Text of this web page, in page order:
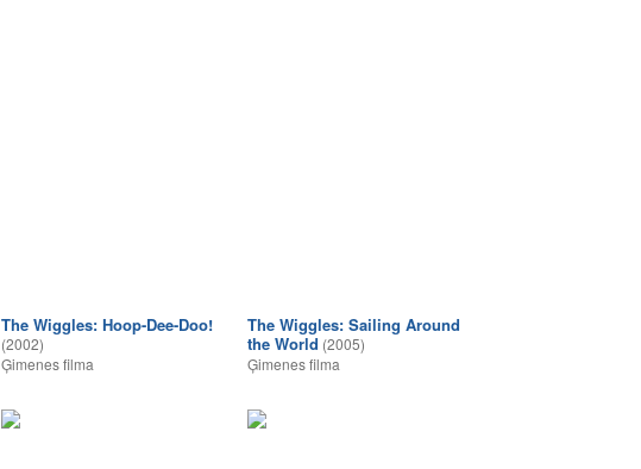
The Wiggles: Hoop-Dee-Doo!
(2002)
Ģimenes filma
The Wiggles: Sailing Around
the World (2005)
Ģimenes filma